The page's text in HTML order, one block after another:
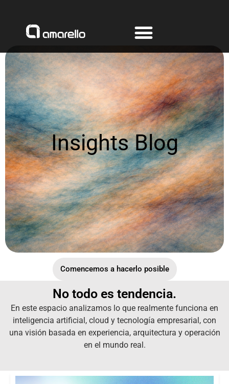
contenido
Insights Blog
Comencemos a hacerlo posible
No todo es tendencia.
En este espacio analizamos lo que realmente funciona en
inteligencia artificial, cloud y tecnología empresarial, con
una visión basada en experiencia, arquitectura y operación
en el mundo real.